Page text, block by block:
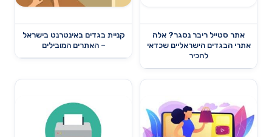
אתר סטייל ריבר נסגר? אלה
אתרי הבגדים הישראליים שכדאי
להכיר
קניית בגדים באינטרנט בישראל
– האתרים המובילים